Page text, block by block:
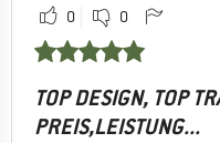
0 0
TOP DESIGN, TOP
PREIS,LEISTUNG...